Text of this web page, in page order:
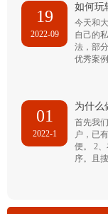
19
2022-09
如何玩
今天和
自己的
法，部
优秀案
01
2022-1
为什么
首先我
户，已
便。 2
序。且